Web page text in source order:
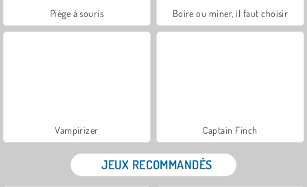
Piège à souris Boire ou miner, il faut choisir
Vampirizer Captain Finch
JEUX RECOMMANDÉS